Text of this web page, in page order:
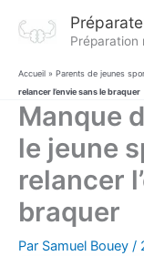
Préparation
Accueil » Parents de jeunes
relancer l’envie sans le braquer
Manque
le jeune
relancer
braquer
Par Samuel Bouey /